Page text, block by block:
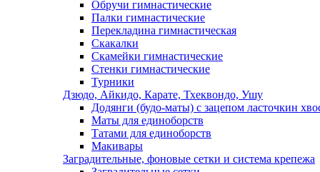
Обручи гимнастические
Палки гимнастические
Перекладина гимнастическая
Скакалки
Скамейки гимнастические
Стенки гимнастические
Турники
Дзюдо, Айкидо, Карате, Тхеквондо, Ушу
Додянги (будо-маты) с зацепом ласточкин
Маты для единоборств
Татами для единоборств
Макивары
Заградительные, фоновые сетки и система крепежа